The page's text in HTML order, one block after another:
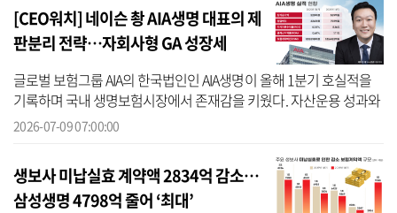
[CEO워치] 네이슨 촹 AIA생명 대표의 제
판분리 전략…자회사형 GA 성장세
글로벌 보험그룹 AIA의 한국법인인 AIA생명이 올해 1분기 호실적을
기록하며 국내 생명보험시장에서 존재감을 키웠다. 자산운용 성과와
보장성보험 중심의 영업 체질 개선이 맞물리며 수익성 개선을 이끌었
2026-07-09 07:00:00
생보사 미납실효 계약액 2834억 감소…
삼성생명 4798억 줄어 ‘최대’